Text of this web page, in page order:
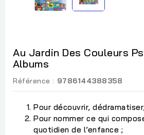
Au Jardin Des Couleurs
Albums
Référence : 9786144388358
Pour découvrir,
Pour nommer ce qui
quotidien de l’enfance ;